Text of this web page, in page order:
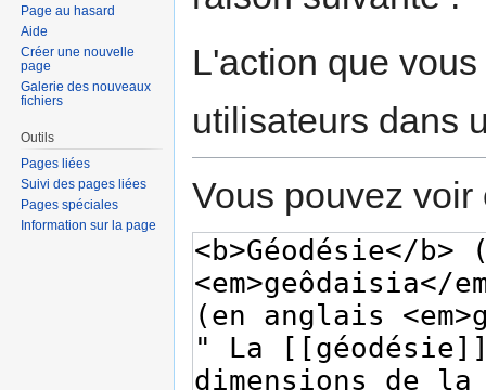
L'action que
utilisateurs dans
Vous pouvez
Page au hasard
Aide
Créer une nouvelle
page
Galerie des nouveaux
fichiers
Outils
Pages liées
Suivi des pages liées
Pages spéciales
Information sur la page